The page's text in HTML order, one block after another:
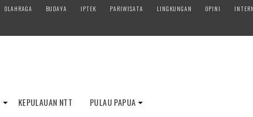
OLAHRAGA BUDAYA IPTEK PARIWISATA LINGKUNGAN OPINI
KEPULAUAN NTT PULAU PAPUA